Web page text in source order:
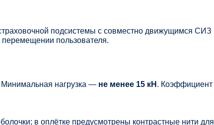
подсистемы с совместно движущимся СИЗ
перемещении пользователя.
Минимальная нагрузка — не менее 15 кН . Коэффициент
в оплётке предусмотрены контрастные нити для